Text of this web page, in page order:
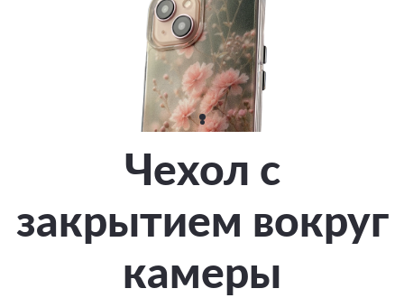
Чехол с
закрытием вокруг
камеры